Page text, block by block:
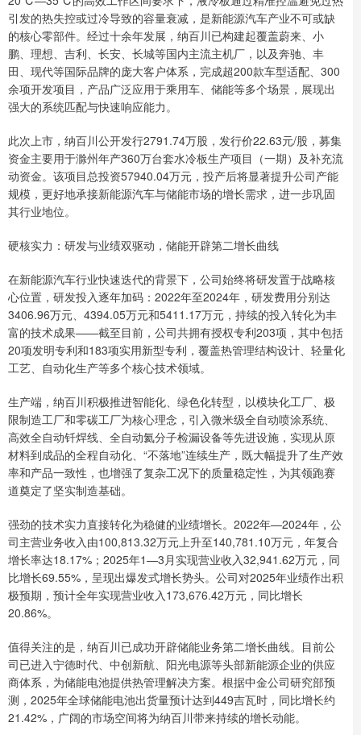
引发的热失控或过冷导致的容量衰减，是新能源汽车产业不可或缺
的核心零部件。经过十余年发展，纳百川已构建起覆盖蔚来、小
鹏、理想、吉利、长安、长城等国内主流主机厂，以及奔驰、丰
田、现代等国际品牌的庞大客户体系，完成超200款车型适配、300
余项开发项目，产品广泛应用于乘用车、储能等多个场景，展现出
强大的系统匹配与快速响应能力。
此次上市，纳百川公开发行2791.74万股，发行价22.63元/股，募集
资金主要用于滁州年产360万台套水冷板生产项目（一期）及补充流
动资金。该项目总投资57940.04万元，投产后将显著提升公司产能
规模，更好地承接新能源汽车与储能市场的增长需求，进一步巩固
其行业地位。
硬核实力：研发与业绩双驱动，储能开辟第二增长曲线
在新能源汽车行业快速迭代的背景下，公司始终将研发置于战略核
心位置，研发投入逐年加码：2022年至2024年，研发费用分别达
3406.96万元、4394.05万元和5411.17万元，持续的投入转化为丰
富的技术成果——截至目前，公司共拥有授权专利203项，其中包括
20项发明专利和183项实用新型专利，覆盖热管理结构设计、轻量化
工艺、自动化生产等多个核心技术领域。
生产端，纳百川积极推进智能化、绿色化转型，以模块化工厂、极
限制造工厂和零碳工厂为核心理念，引入微米级全自动喷涂系统、
高效全自动钎焊线、全自动氦分子检漏设备等先进设施，实现从原
材料到成品的全程自动化、“不落地”连续生产，既大幅提升了生产效
率和产品一致性，也增强了复杂工况下的质量稳定性，为其领跑赛
道奠定了坚实制造基础。
强劲的技术实力直接转化为稳健的业绩增长。2022年—2024年，公
司主营业务收入由100,813.32万元上升至140,781.10万元，年复合
增长率达18.17%；2025年1—3月实现营业收入32,941.62万元，同
比增长69.55%，呈现出爆发式增长势头。公司对2025年业绩作出积
极预期，预计全年实现营业收入173,676.42万元，同比增长
20.86%。
值得关注的是，纳百川已成功开辟储能业务第二增长曲线。目前公
司已进入宁德时代、中创新航、阳光电源等头部新能源企业的供应
商体系，为储能电池提供热管理解决方案。根据中金公司研究部预
测，2025年全球储能电池出货量预计达到449吉瓦时，同比增长约
21.42%，广阔的市场空间将为纳百川带来持续的增长动能。